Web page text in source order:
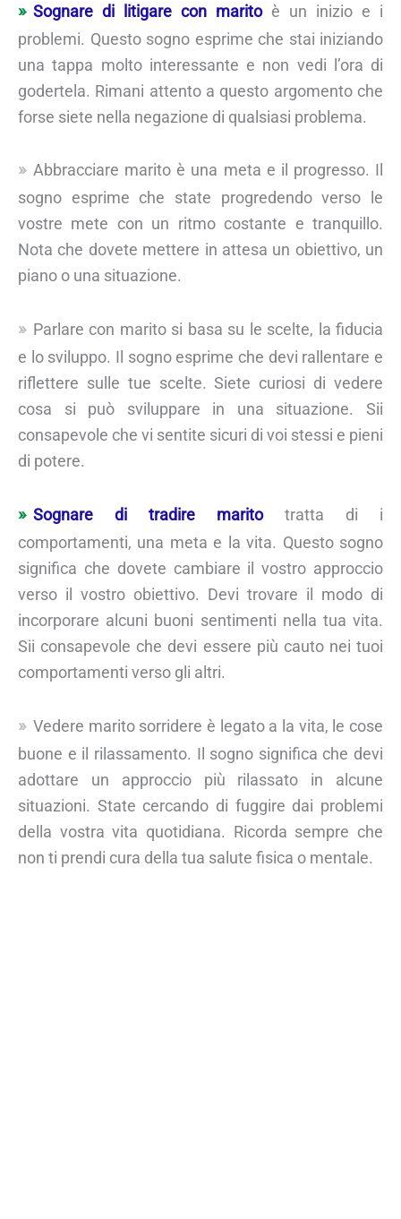
Sognare di litigare con maritoè un inizio e i
problemi. Questo sogno esprime che stai iniziando
una tappa molto interessante e non vedi l’ora di
godertela. Rimani attento a questo argomento che
forse siete nella negazione di qualsiasi problema.
Abbracciare marito è una meta e il progresso. Il
sogno esprime che state progredendo verso le
vostre mete con un ritmo costante e tranquillo.
Nota che dovete mettere in attesa un obiettivo, un
piano o una situazione.
Parlare con marito si basa su le scelte, la fiducia
e lo sviluppo. Il sogno esprime che devi rallentare e
riflettere sulle tue scelte. Siete curiosi di vedere
cosa si può sviluppare in una situazione. Sii
consapevole che vi sentite sicuri di voi stessi e pieni
di potere.
Sognare di tradire maritotratta di i
comportamenti, una meta e la vita. Questo sogno
significa che dovete cambiare il vostro approccio
verso il vostro obiettivo. Devi trovare il modo di
incorporare alcuni buoni sentimenti nella tua vita.
Sii consapevole che devi essere più cauto nei tuoi
comportamenti verso gli altri.
Vedere marito sorridere è legato a la vita, le cose
buone e il rilassamento. Il sogno significa che devi
adottare un approccio più rilassato in alcune
situazioni. State cercando di fuggire dai problemi
della vostra vita quotidiana. Ricorda sempre che
non ti prendi cura della tua salute fisica o mentale.